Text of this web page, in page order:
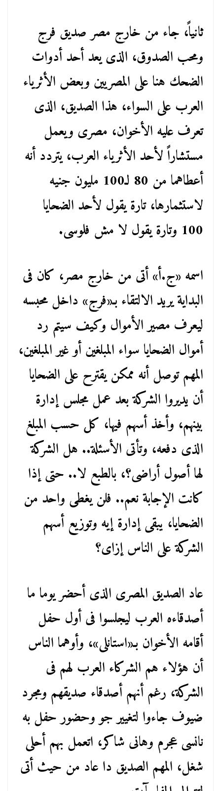
ثانياً، جاء من خارج مصر صديق فرج
ومحب الصدوق، الذى يعد أحد أدوات
الضحك هنا على المصريين وبعض الأثرياء
العرب على السواء، هذا الصديق، الذى
تعرف عليه الأخوان، مصرى ويعمل
مستشاراً لأحد الأثرياء العرب، يتردد أنه
أعطاهما من 80 لـ100 مليون جنيه
لاستثمارها، تارة يقول لأحد الضحايا
100 وتارة يقول لا مش فلوسى.
اسمه «ج.أ» أتى من خارج مصر، كان فى
البداية يريد الالتقاء بـ«فرج» داخل محبسه
ليعرف مصير الأموال وكيف سيتم رد
أموال الضحايا سواء المبلغين أو غير المبلغين،
المهم توصل أنه ممكن يقترح على الضحايا
أن يديروا الشركة بعد عمل مجلس إدارة
بينهم، وأخذ أسهم فيها، كل حسب المبلغ
الذى دفعه، وتأتى الأسئلة.. هل الشركة
لها أصول أراضى؟، بالطبع لا.. حتى إذا
كانت الإجابة نعم.. فلن يغطى واحد من
الضحايا، يبقى إدارة إيه وتوزيع أسهم
الشركة على الناس إزاى؟
عاد الصديق المصرى الذى أحضر يوما ما
أصدقاءه العرب ليجلسوا فى أول حفل
أقامه الأخوان بـ«استانلى»، وأوهما الناس
أن هؤلاء هم الشركاء العرب لهم فى
الشركة، رغم أنهم أصدقاء صديقهم ومجرد
ضيوف جاءوا لتغيير جو وحضور حفل به
نانسى عجرم وهانى شاكر، اتعمل بهم أحلى
شغل، المهم الصديق دا عاد من حيث أتى